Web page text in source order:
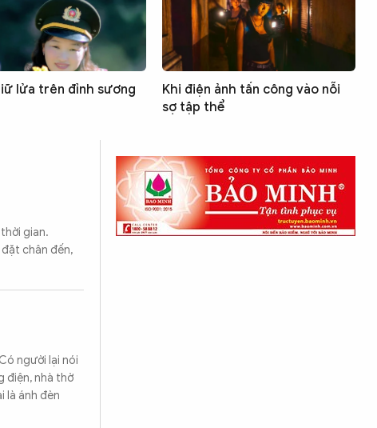
lửa trên đỉnh sương
Khi điện ảnh tấn công vào nỗi
sợ tập thể
gian.
chân đến,
người lại nói
điện, nhà thờ
là ánh đèn